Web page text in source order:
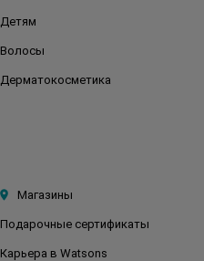
Детям
Волосы
Дерматокосметика
Магазины
Подарочные сертификаты
Карьера в Watsons